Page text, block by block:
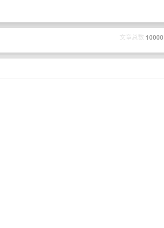
文章总数 10000